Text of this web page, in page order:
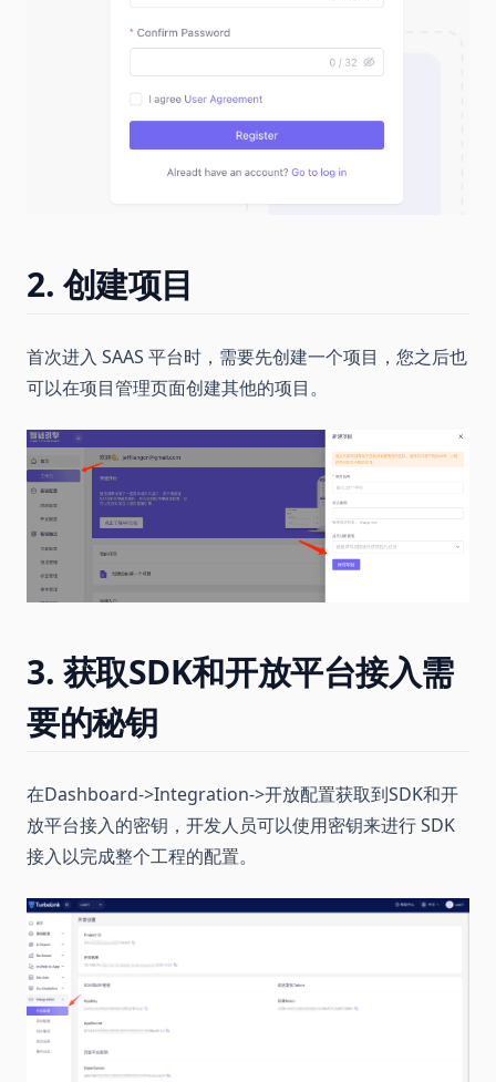
2. 创建项目
首次进入 SAAS 平台时，需要先创建一个项目，您之后也
可以在项目管理页面创建其他的项目。
3. 获取SDK和开放平台接入需
要的秘钥
在Dashboard->Integration->开放配置获取到SDK和开
放平台接入的密钥，开发人员可以使用密钥来进行 SDK
接入以完成整个工程的配置。